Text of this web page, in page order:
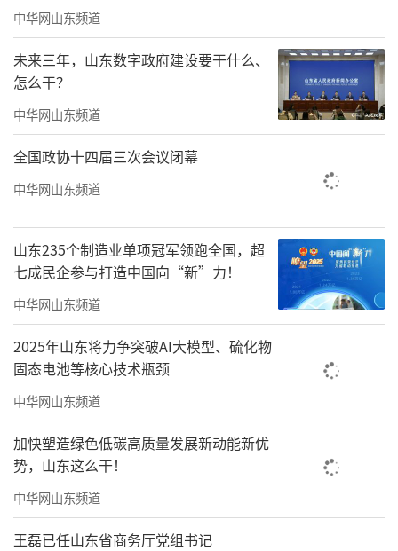
《世世有喜》之一 49cmx180cm
《喜鹊登枝秋意浓》49cmx180cm
中华网山东频道
未来三年，山东数字政府建设要干什么、
怎么干？
中华网山东频道
全国政协十四届三次会议闭幕
中华网山东频道
山东235个制造业单项冠军领跑全国，超
七成民企参与打造中国向“新”力！
中华网山东频道
2025年山东将力争突破AI大模型、硫化物
固态电池等核心技术瓶颈
中华网山东频道
加快塑造绿色低碳高质量发展新动能新优
势，山东这么干！
中华网山东频道
王磊已任山东省商务厅党组书记